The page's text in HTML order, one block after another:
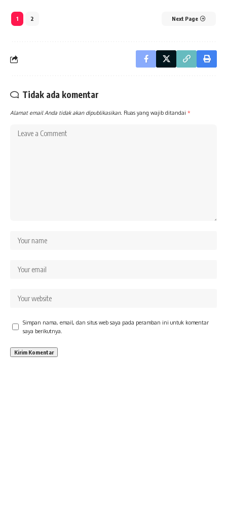
1 2 Next Page
Tidak ada komentar
Alamat email Anda tidak akan dipublikasikan. Ruas yang wajib ditandai *
Simpan nama, email, dan situs web saya pada peramban ini untuk komentar
saya berikutnya.